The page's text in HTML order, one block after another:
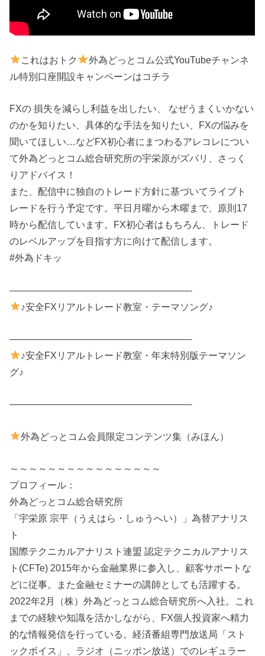
これはおトク
外為どっとコム公式YouTubeチャンネ
ル特別口座開設キャンペーンはコチラ
FXの 損失を減らし利益を出したい、 なぜうまくいかない
のかを知りたい、具体的な手法を知りたい、FXの悩みを
聞いてほしい…などFX初心者にまつわるアレコレについ
て外為どっとコム総合研究所の宇栄原がズバリ、さっく
りアドバイス！
また、配信中に独自のトレード方針に基づいてライブト
レードを行う予定です。平日月曜から木曜まで、原則17
時から配信しています。FX初心者はもちろん、トレード
のレベルアップを目指す方に向けて配信します。
#外為ドキッ
———————————————————-
♪安全FXリアルトレード教室・テーマソング♪
———————————————————-
♪安全FXリアルトレード教室・年末特別版テーマソン
グ♪
———————————————————-
外為どっとコム会員限定コンテンツ集（みほん）
～～～～～～～～～～～～～～～～
プロフィール：
外為どっとコム総合研究所
「宇栄原 宗平（うえはら・しゅうへい）」為替アナリス
ト
国際テクニカルアナリスト連盟 認定テクニカルアナリス
ト(CFTe) 2015年から金融業界に参入し、顧客サポートな
どに従事。また金融セミナーの講師としても活躍する。
2022年2月（株）外為どっとコム総合研究所へ入社。これ
までの経験や知識を活かしながら、FX個人投資家へ精力
的な情報発信を行っている。経済番組専門放送局「スト
ックボイス」、ラジオ（ニッポン放送）でのレギュラー